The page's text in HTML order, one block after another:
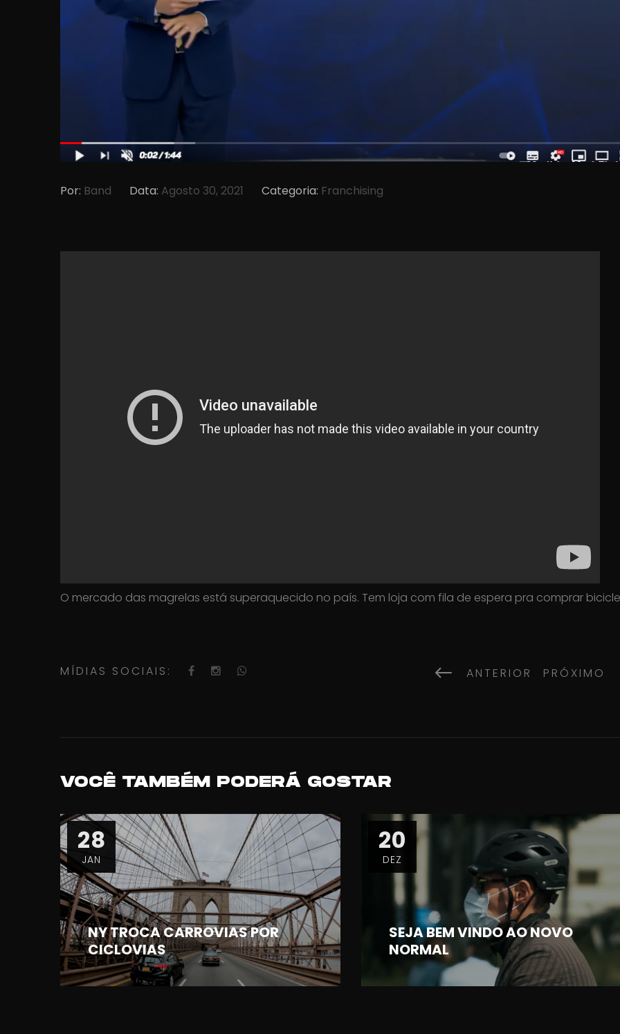
Por: Band Data: Agosto 30, 2021 Categoria: Franchising
O mercado das magrelas está superaquecido no país. Tem loja com fila de espera pra comprar
MÍDIAS SOCIAIS: ANTERIOR PRÓXIMO
VOCÊ TAMBÉM PODERÁ GOSTAR
28
JAN
NY TROCA CARROVIAS POR
CICLOVIAS
20
DEZ
SEJA BEM VINDO AO NOVO
NORMAL